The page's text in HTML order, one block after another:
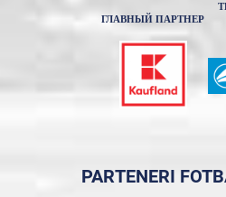
ГЛАВНЫЙ ПАРТНЕР
PARTENERI